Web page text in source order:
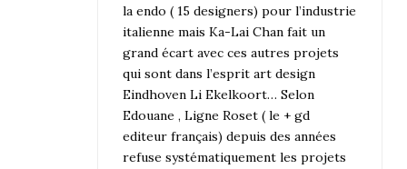
la endo ( 15 designers) pour l’industrie
italienne mais Ka-Lai Chan fait un
grand écart avec ces autres projets
qui sont dans l’esprit art design
Eindhoven Li Ekelkoort… Selon
Edouane , Ligne Roset ( le + gd
editeur français) depuis des années
refuse systématiquement les projets